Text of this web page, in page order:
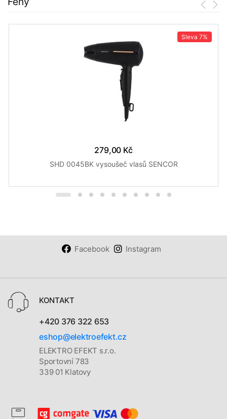
Sleva 7%
279,00 Kč
SHD 0045BK vysoušeč vlasů SENCOR
Facebook Instagram
KONTAKT
+420 376 322 653
eshop@elektroefekt.cz
ELEKTRO EFEKT s.r.o.
Sportovní 783
339 01 Klatovy